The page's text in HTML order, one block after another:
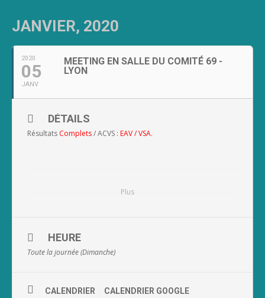
JANVIER, 2020
2020
05
JANV
MEETING EN SALLE DU COMITÉ 69 -
LYON
Plus
DÉTAILS
Résultats Complets/ ACVS : EAV/VSA.
HEURE
Toute la journée (Dimanche)
CALENDRIER CALENDRIER GOOGLE